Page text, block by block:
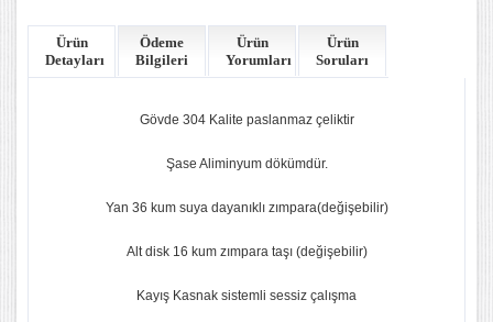
Ürün
Detayları
Ödeme
Bilgileri
Ürün
Yorumları
Ürün
Soruları
Gövde 304 Kalite paslanmaz çeliktir
Şase Aliminyum dökümdür.
Yan 36 kum suya dayanıklı zımpara(değişebilir)
Alt disk 16 kum zımpara taşı (değişebilir)
Kayış Kasnak sistemli sessiz çalışma